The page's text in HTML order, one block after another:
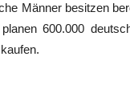
Männer besitzen
600.000